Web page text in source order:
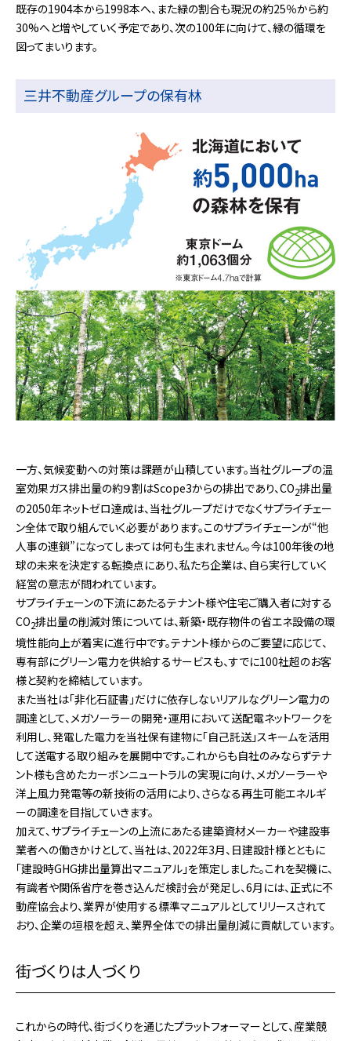
既存の1904本から1998本へ、また緑の割合も現況の約25％から約
30%へと増やしていく予定であり、次の100年に向けて、緑の循環を
図ってまいります。
三井不動産グループの保有林
一方、気候変動への対策は課題が山積しています。当社グループの温
室効果ガス排出量の約９割はScope3からの排出であり、CO2排出量
の2050年ネットゼロ達成は、当社グループだけでなくサプライチェー
ン全体で取り組んでいく必要があります。このサプライチェーンが“他
人事の連鎖”になってしまっては何も生まれません。今は100年後の地
球の未来を決定する転換点にあり、私たち企業は、自ら実行していく
経営の意志が問われています。
サプライチェーンの下流にあたるテナント様や住宅ご購入者に対する
CO2排出量の削減対策については、新築・既存物件の省エネ設備の環
境性能向上が着実に進行中です。テナント様からのご要望に応じて、
専有部にグリーン電力を供給するサービスも、すでに100社超のお客
様と契約を締結しています。
また当社は「非化石証書」だけに依存しないリアルなグリーン電力の
調達として、メガソーラーの開発・運用において送配電ネットワークを
利用し、発電した電力を当社保有建物に「自己託送」スキームを活用
して送電する取り組みを展開中です。これからも自社のみならずテナ
ント様も含めたカーボンニュートラルの実現に向け、メガソーラーや
洋上風力発電等の新技術の活用により、さらなる再生可能エネルギ
ーの調達を目指していきます。
加えて、サプライチェーンの上流にあたる建築資材メーカーや建設事
業者への働きかけとして、当社は、2022年3月、日建設計様とともに
「建設時GHG排出量算出マニュアル」を策定しました。これを契機に、
有識者や関係省庁を巻き込んだ検討会が発足し、6月には、正式に不
動産協会より、業界が使用する標準マニュアルとしてリリースされて
おり、企業の垣根を超え、業界全体での排出量削減に貢献しています。
街づくりは人づくり
これからの時代、街づくりを通じたプラットフォーマーとして、産業競